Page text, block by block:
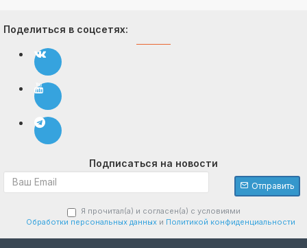
Поделиться в соцсетях:
Подписаться на новости
Отправить
Я прочитал(а) и согласен(а) с условиями
Обработки персональных данныхи Политикой конфиденциальности